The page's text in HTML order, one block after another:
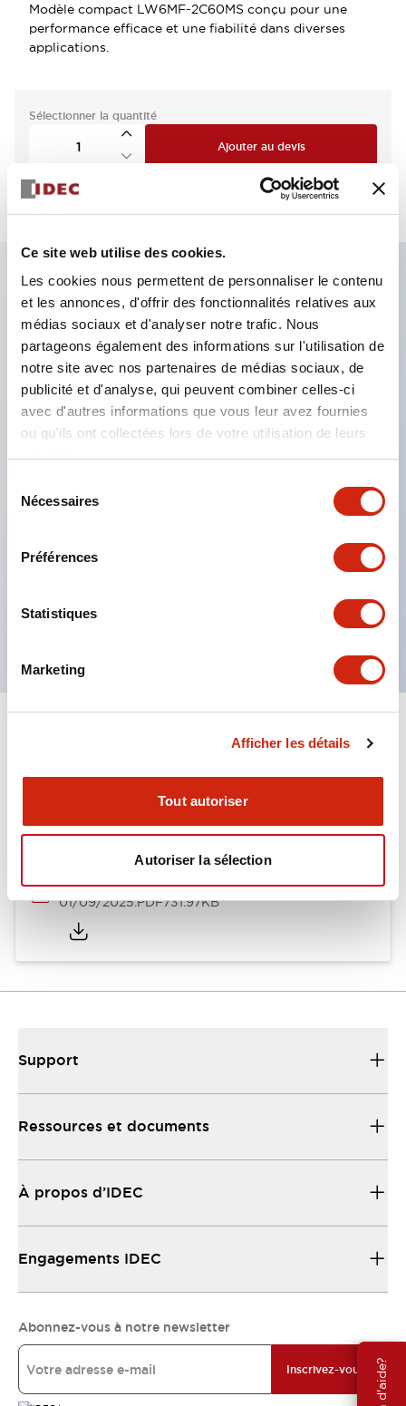
Ce site web utilise des cookies.
Les cookies nous permettent de personnaliser le contenu
et les annonces, d'offrir des fonctionnalités relatives aux
médias sociaux et d'analyser notre trafic. Nous
partageons également des informations sur l'utilisation de
notre site avec nos partenaires de médias sociaux, de
publicité et d'analyse, qui peuvent combiner celles-ci
avec d'autres informations que vous leur avez fournies
ou qu'ils ont collectées lors de votre utilisation de leurs
Nécessaires
Préférences
Statistiques
Marketing
Afficher les détails
Tout autoriser
Autoriser la sélection
Modèle compact LW6MF-2C60MS conçu pour une
performance efficace et une fiabilité dans diverses
applications.
Sélectionner la quantité
Ajouter au devis
Caractéristiques clés
Le montage en groupe serré est possible, et le
montage/démontage de l’unité de contact est
également facile même lors du montage en groupe
serré.
Structure séparée adoptant un mécanisme de
levier de verrouillage amovible par baïonnette.
La structure de protection est de type résistant
aux jets d’eau, IP65 (IEC 60529). (Le buzzer est
Produits certifiés UL, CSA et conformes aux
normes EN. (Sauf buzzer)
Catalogues Et Brochures Document Technique
LW Catalog
01/09/2025.PDF731.97KB
Support
Ressources et documents
À propos d’IDEC
Engagements IDEC
Abonnez-vous à notre newsletter
Inscrivez-vous